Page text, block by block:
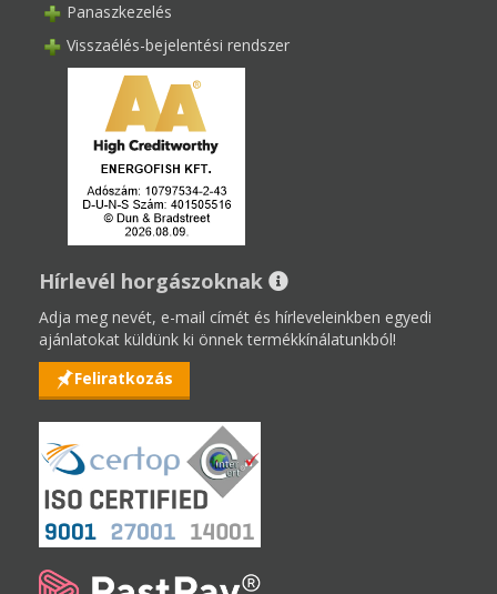
Panaszkezelés
Visszaélés-bejelentési rendszer
Hírlevél horgászoknak
Adja meg nevét, e-mail címét és hírleveleinkben egyedi
ajánlatokat küldünk ki önnek termékkínálatunkból!
Feliratkozás